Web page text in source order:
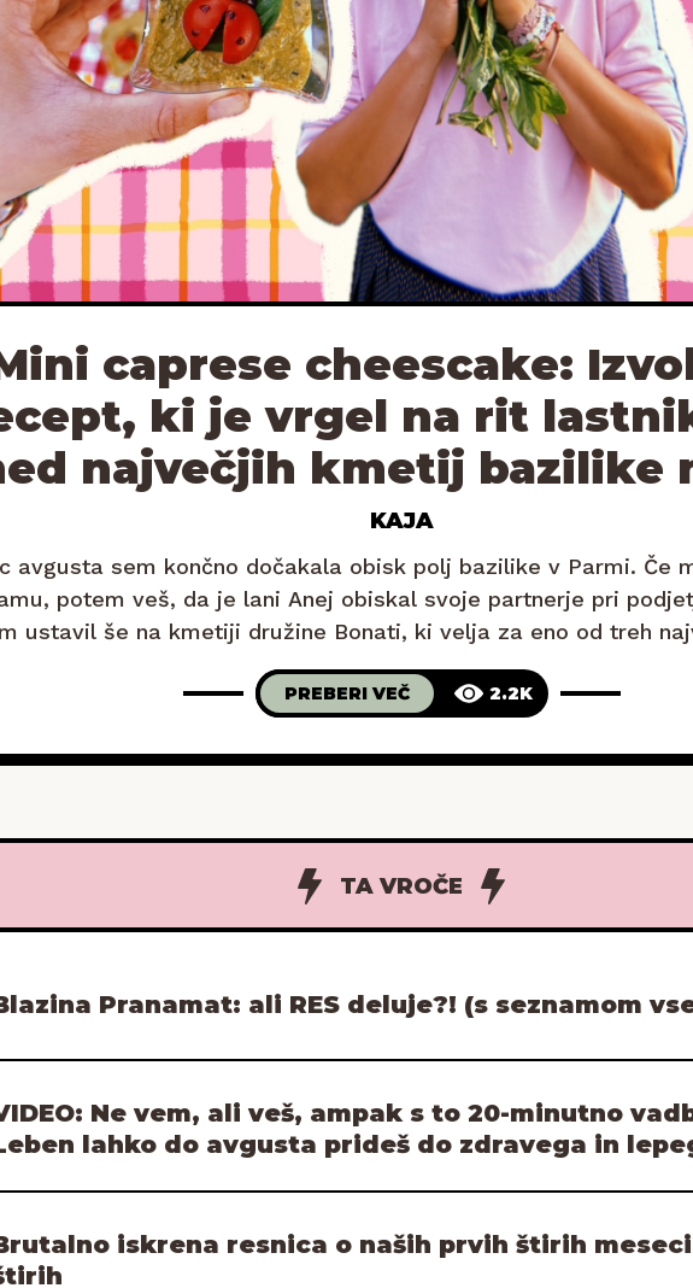
caprese cheescake:
ki je vrgel na rit
največjih kmetij bazilike
KAJA
avgusta sem končno dočakala obisk polj bazilike v Parmi. Če
potem veš, da je lani Anej obiskal svoje partnerje pri
ustavil še na kmetiji družine Bonati, ki velja za eno od treh
bazilike na svetu. Samo za primerjavo – njihovo baziliko
PREBERI VEČ 2.2K
TA VROČE
Pranamat: ali RES deluje?! (s seznamom
Ne vem, ali veš, ampak s to 20-minutno
lahko do avgusta prideš do zdravega in
iskrena resnica o naših prvih štirih